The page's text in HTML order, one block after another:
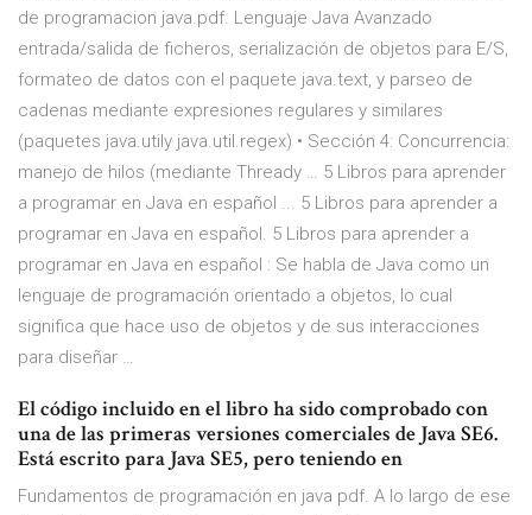
de programacion java.pdf. Lenguaje Java Avanzado
entrada/salida de ficheros, serialización de objetos para E/S,
formateo de datos con el paquete java.text, y parseo de
cadenas mediante expresiones regulares y similares
(paquetes java.utily java.util.regex) • Sección 4: Concurrencia:
manejo de hilos (mediante Thready … 5 Libros para aprender
a programar en Java en español ... 5 Libros para aprender a
programar en Java en español. 5 Libros para aprender a
programar en Java en español : Se habla de Java como un
lenguaje de programación orientado a objetos, lo cual
significa que hace uso de objetos y de sus interacciones
para diseñar …
El código incluido en el libro ha sido comprobado con
una de las primeras versiones comerciales de Java SE6.
Está escrito para Java SE5, pero teniendo en
Fundamentos de programación en java pdf. A lo largo de ese